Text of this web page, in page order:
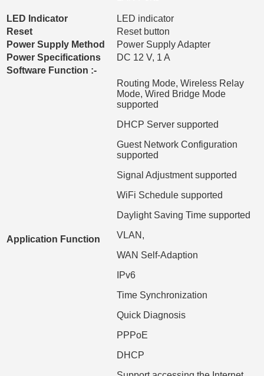
LED Indicator
LED indicator
Reset
Reset button
Power Supply Method
Power Supply Adapter
Power Specifications
DC 12 V, 1 A
Software Function :-
Application Function
Routing Mode, Wireless Relay
Mode, Wired Bridge Mode
supported
DHCP Server supported
Guest Network Configuration
supported
Signal Adjustment supported
WiFi Schedule supported
Daylight Saving Time supported
VLAN,
WAN Self-Adaption
IPv6
Time Synchronization
Quick Diagnosis
PPPoE
DHCP